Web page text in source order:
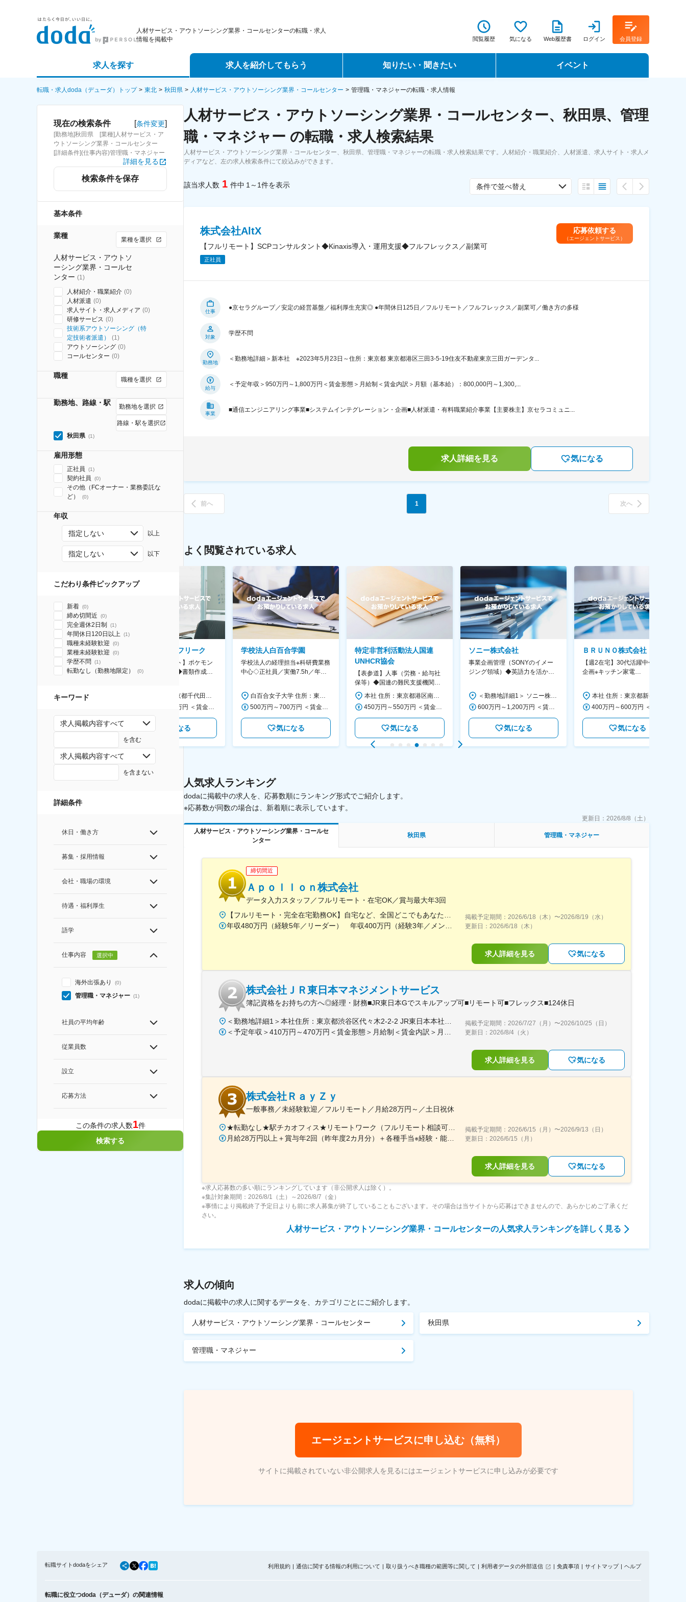
人材サービス・アウトソーシング業界・コールセンターの転職・求人
情報を掲載中
閲覧履歴 気になる Web履歴書 ログイン 会員登録
求人を探す
詳細条件から探す
求人特集から探す
求人を紹介してもらう
エージェントサービス
スカウトサービス
パートナーエージェントサービス
知りたい・聞きたい
転職ノウハウ
データで見る転職
コラム・インタビュー
イベント
転職フェア
転職・求人doda（デューダ）トップ 東北 秋田県 人材サービス・アウトソーシング業界・コールセンター 管理職・マネジャーの転職・求人情報
現在の検索条件 [条件変更]
[勤務地]秋田県 [業種]人材サービス・ア
ウトソーシング業界・コールセンター
[詳細条件](仕事内容)管理職・マネジャー
詳細を見る
検索条件を保存
基本条件
業種 業種を選択
人材サービス・アウトソ
ーシング業界・コールセ
ンター (1)
人材紹介・職業紹介 (0)
人材派遣 (0)
求人サイト・求人メディア (0)
研修サービス (0)
技術系アウトソーシング（特
定技術者派遣）
(1)
アウトソーシング (0)
コールセンター (0)
職種 職種を選択
勤務地、路線・駅 勤務地を選択
路線・駅を選択
秋田県 (1)
雇用形態
正社員 (1)
契約社員 (0)
その他（FCオーナー・業務委託な
ど）
(0)
年収
指定しない 以上
指定しない 以下
こだわり条件ピックアップ
新着 (0)
締め切間近 (0)
完全週休2日制 (1)
年間休日120日以上 (1)
職種未経験歓迎 (0)
業種未経験歓迎 (0)
学歴不問 (1)
転勤なし（勤務地限定） (0)
キーワード
求人掲載内容すべて
を含む
求人掲載内容すべて
を含まない
詳細条件
休日・働き方
募集・採用情報
会社・職場の環境
待遇・福利厚生
語学
仕事内容 選択中
海外出張あり (0)
管理職・マネジャー (1)
社員の平均年齢
従業員数
設立
応募方法
この条件の求人数1件
検索する
人材サービス・アウトソーシング業界・コールセンター、秋田県、管理
職・マネジャー の転職・求人検索結果
人材サービス・アウトソーシング業界・コールセンター、秋田県、管理職・マネジャーの転職・求人検索結果です。人材紹介・職業紹介、人材派遣、求人サイト・求人メ
ディアなど、左の求人検索条件にて絞込みができます。
該当求人数 1 件中 1～1件を表示 条件で並べ替え
株式会社AltX
【フルリモート】SCPコンサルタント◆Kinaxis導入・運用支援◆フルフレックス／副業可
正社員
応募依頼する
（エージェントサービス）
仕事
●京セラグループ／安定の経営基盤／福利厚生充実◎ ●年間休日125日／フルリモート／フルフレックス／副業可／働き方の多様
対象
学歴不問
勤務地
＜勤務地詳細＞新本社 ※2023年5月23日～住所：東京都 東京都港区三田3-5-19住友不動産東京三田ガーデンタ...
給与
＜予定年収＞950万円～1,800万円＜賃金形態＞月給制＜賃金内訳＞月額（基本給）：800,000円～1,300,...
事業
■通信エンジニアリング事業■システムインテグレーション・企画■人材派遣・有料職業紹介事業【主要株主】京セラコミュニ...
求人詳細を見る 気になる
前へ 1 次へ
よく閲覧されている求人
AGC株式会社
【横浜※一般職/転勤なし】庶
務・事務担当～開発部材の発注
気になる
株式会社ゲームフリーク
【庶務アシスタント】ポケモン
シリーズ開発企業◆書類作成・
気になる
学校法人白百合学園
学校法人の経理担当※科研費業務
中心◇正社員／実働7.5h／年休
気になる
特定非営利活動法人国連
UNHCR協会
【表参道】人事（労務・給与社
保等）◆国連の難民支援機関の
活動を支える日本公式支援窓口
◆正職員登用前提
気になる
ソニー株式会社
事業企画管理（SONYのイメー
ジング領域）◆英語力を活か
気になる
ＢＲＵＮＯ株式会社
【週2在宅】30代活躍中◆商品
企画※キッチン家電
気になる
人気求人ランキング
dodaに掲載中の求人を、応募数順にランキング形式でご紹介します。
※応募数が同数の場合は、新着順に表示しています。
更新日： 2026/8/8（土）
人材サービス・アウトソーシング業界・コールセ
ンター
秋田県 管理職・マネジャー
締切間近
Ａｐｏｌｌｏｎ株式会社
データ入力スタッフ／フルリモート・在宅OK／賞与最大年3回
掲載予定期間： 2026/6/18（木） 〜2026/8/19（水）
更新日： 2026/6/18（木）
求人詳細を見る 気になる
株式会社ＪＲ東日本マネジメントサービス
簿記資格をお持ちの方へ◎経理・財務■JR東日本Gでスキルアップ可■リモート可■フレックス■124休日
掲載予定期間： 2026/7/27（月） 〜2026/10/25（日）
更新日： 2026/8/4（火）
求人詳細を見る 気になる
株式会社ＲａｙＺｙ
一般事務／未経験歓迎／フルリモート／月給28万円～／土日祝休
掲載予定期間： 2026/6/15（月） 〜2026/9/13（日）
更新日： 2026/6/15（月）
求人詳細を見る 気になる
※求人応募数の多い順にランキングしています（非公開求人は除く）。
※集計対象期間：2026/8/1（土）～2026/8/7（金）
※事情により掲載終了予定日よりも前に求人募集が終了していることもございます。その場合は当サイトから応募はできませんので、あらかじめご了承くだ
さい。
人材サービス・アウトソーシング業界・コールセンターの人気求人ランキングを詳しく見る
求人の傾向
dodaに掲載中の求人に関するデータを、カテゴリごとにご紹介します。
人材サービス・アウトソーシング業界・コールセンター 秋田県
管理職・マネジャー
エージェントサービスに申し込む（無料）
サイトに掲載されていない非公開求人を見るにはエージェントサービスに申し込みが必要です
転職サイトdodaをシェア 利用規約 通信に関する情報の利用について 取り扱うべき職種の範囲等に関して 利用者データの外部送信 免責事項 サイトマップ ヘルプ
転職に役立つdoda（デューダ）の関連情報